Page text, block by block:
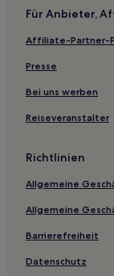
Wilderville
Applegate Hotels
Bly Hotels
Für Anbieter,
Affiliate-Partner-
Presse
Bei uns werben
Reiseveranstalter
Richtlinien
Allgemeine
Allgemeine
Barrierefreiheit
Datenschutz